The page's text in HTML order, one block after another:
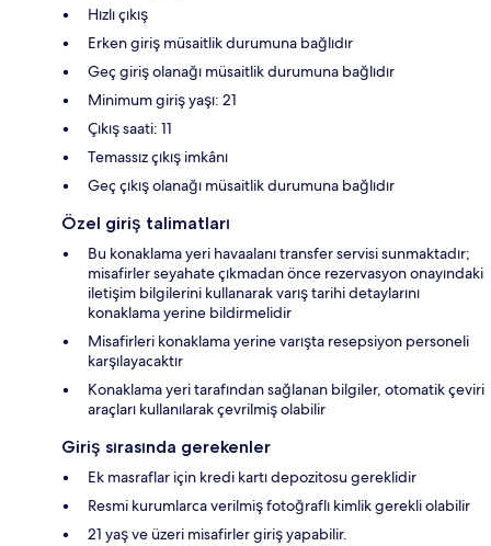
Hızlı çıkış
Erken giriş müsaitlik durumuna bağlıdır
Geç giriş olanağı müsaitlik durumuna bağlıdır
Minimum giriş yaşı: 21
Çıkış saati: 11
Temassız çıkış imkânı
Geç çıkış olanağı müsaitlik durumuna bağlıdır
Özel giriş talimatları
Bu konaklama yeri havaalanı transfer servisi sunmaktadır;
misafirler seyahate çıkmadan önce rezervasyon onayındaki
iletişim bilgilerini kullanarak varış tarihi detaylarını
konaklama yerine bildirmelidir
Misafirleri konaklama yerine varışta resepsiyon personeli
karşılayacaktır
Konaklama yeri tarafından sağlanan bilgiler, otomatik çeviri
araçları kullanılarak çevrilmiş olabilir
Giriş sırasında gerekenler
Ek masraflar için kredi kartı depozitosu gereklidir
Resmi kurumlarca verilmiş fotoğraflı kimlik gerekli olabilir
21 yaş ve üzeri misafirler giriş yapabilir.